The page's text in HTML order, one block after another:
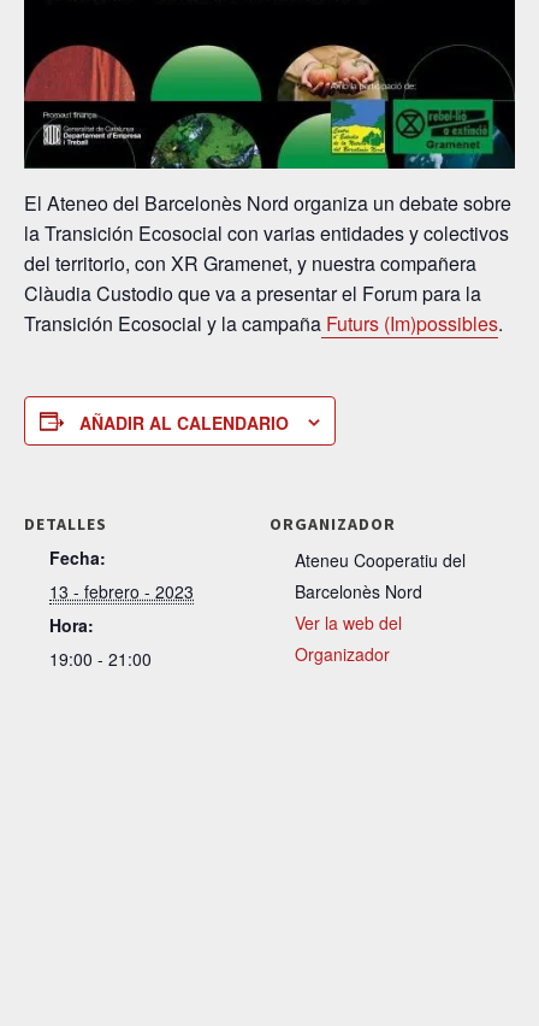
El Ateneo del Barcelonès Nord organiza un debate sobre
la Transición Ecosocial con varias entidades y colectivos
del territorio, con XR Gramenet, y nuestra compañera
Clàudia Custodio que va a presentar el Forum para la
Transición Ecosocial y la campaña Futurs (Im)possibles.
AÑADIR AL CALENDARIO
DETALLES
Fecha:
13 - febrero - 2023
Hora:
19:00 - 21:00
ORGANIZADOR
Ateneu Cooperatiu del
Barcelonès Nord
Ver la web del
Organizador